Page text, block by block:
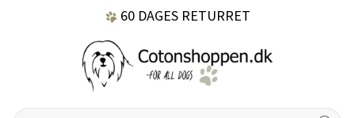
60 DAGES RETURRET